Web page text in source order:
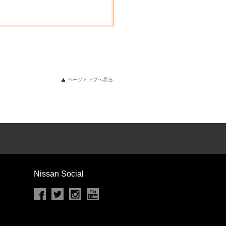
ページトップへ戻る
Nissan Social